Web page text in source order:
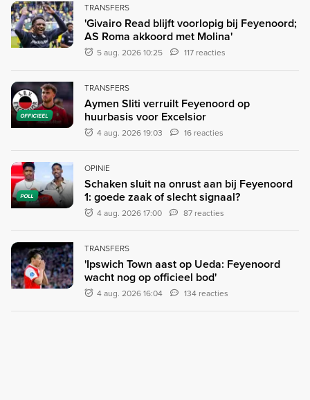
TRANSFERS
'Givairo Read blijft voorlopig bij Feyenoord;
AS Roma akkoord met Molina'
5 aug. 2026 10:25 117 reacties
OFFICIEEL
TRANSFERS
Aymen Sliti verruilt Feyenoord op
huurbasis voor Excelsior
4 aug. 2026 19:03 16 reacties
POLL
OPINIE
Schaken sluit na onrust aan bij Feyenoord
1: goede zaak of slecht signaal?
4 aug. 2026 17:00 87 reacties
TRANSFERS
'Ipswich Town aast op Ueda: Feyenoord
wacht nog op officieel bod'
4 aug. 2026 16:04 134 reacties